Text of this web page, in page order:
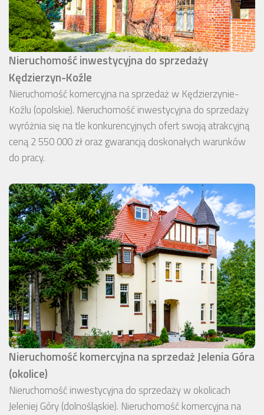
Nieruchomość inwestycyjna do sprzedaży
Kędzierzyn-Koźle
Nieruchomość komercyjna na sprzedaż w Kędzierzynie-
Koźlu (opolskie). Nieruchomość inwestycyjna do sprzedaży
wyróżnia się na tle konkurencyjnych ofert swoją atrakcyjną
ceną 2 550 000 zł oraz gwarancją doskonałych warunków
do pracy.
Nieruchomość komercyjna na sprzedaż Jelenia Góra
(okolice)
Nieruchomość inwestycyjna do sprzedaży w okolicach
Jeleniej Góry (dolnośląskie). Nieruchomość komercyjna na